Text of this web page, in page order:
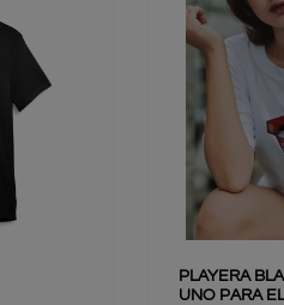
PLAYERA
UNO PARA